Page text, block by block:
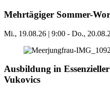
Mehrtägiger Sommer-
Mi., 19.08.26 | 9:00 - Do.,
Ausbildung in
Vukovics